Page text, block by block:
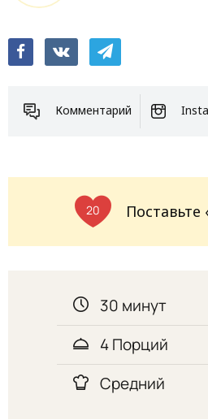
Комментарий
20 Поставьте
30 минут
4 Порций
Средний